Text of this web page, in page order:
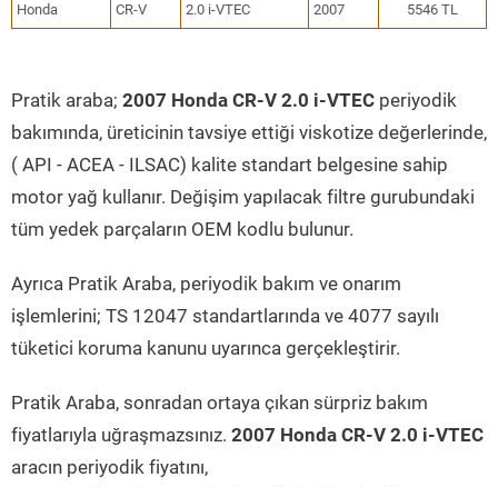
Honda CR-V 2.0 i-VTEC 2007 5546 TL
Pratik araba; 2007 Honda CR-V 2.0 i-VTEC periyodik
bakımında, üreticinin tavsiye ettiği viskotize değerlerinde,
( API - ACEA - ILSAC) kalite standart belgesine sahip
motor yağ kullanır. Değişim yapılacak filtre gurubundaki
tüm yedek parçaların OEM kodlu bulunur.
Ayrıca Pratik Araba, periyodik bakım ve onarım
işlemlerini; TS 12047 standartlarında ve 4077 sayılı
tüketici koruma kanunu uyarınca gerçekleştirir.
Pratik Araba, sonradan ortaya çıkan sürpriz bakım
fiyatlarıyla uğraşmazsınız. 2007 Honda CR-V 2.0 i-VTEC
aracın periyodik fiyatını,